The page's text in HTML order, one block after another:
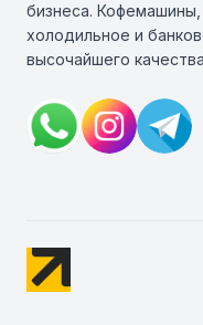
бизнеса. Кофемашины,
холодильное и
высочайшего